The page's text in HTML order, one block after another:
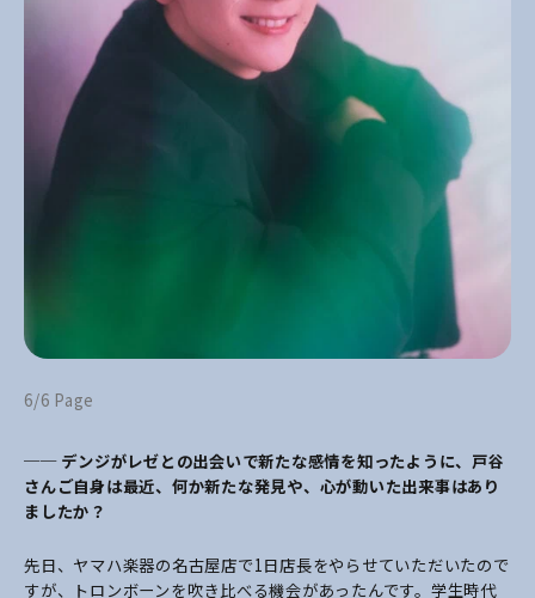
6/6 Page
── デンジがレゼとの出会いで新たな感情を知ったように、戸谷
さんご自身は最近、何か新たな発見や、心が動いた出来事はあり
ましたか？
先日、ヤマハ楽器の名古屋店で1日店長をやらせていただいたので
すが、トロンボーンを吹き比べる機会があったんです。学生時代